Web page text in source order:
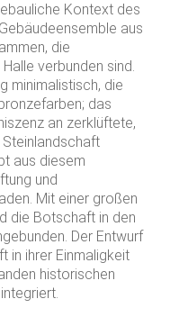
Kontext des
aus
die
verbunden sind.
minimalistisch, die
das
an zerklüftete,
aus diesem
und
Mit einer großen
die Botschaft in den
Der Entwurf
in ihrer Einmaligkeit
historischen